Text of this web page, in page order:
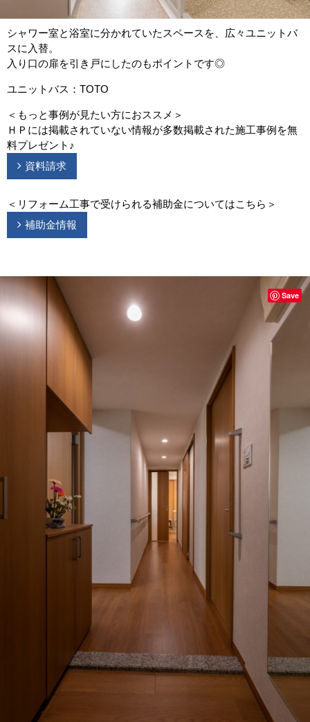
シャワー室と浴室に分かれていたスペースを、広々ユニットバ
スに入替。
入り口の扉を引き戸にしたのもポイントです◎
ユニットバス：TOTO
＜もっと事例が見たい方におススメ＞
ＨＰには掲載されていない情報が多数掲載された施工事例を無
料プレゼント♪
資料請求
＜リフォーム工事で受けられる補助金についてはこちら＞
補助金情報
Save